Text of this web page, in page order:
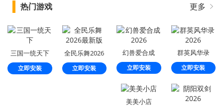
热门游戏 更多
三国一统天下
立即安装
全民乐舞2026
最新版
立即安装
幻兽爱合成
2026
立即安装
群英风华录
2026
立即安装
美美小店